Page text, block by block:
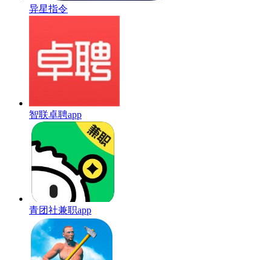
异星指令
智联卓聘app
青团社兼职app